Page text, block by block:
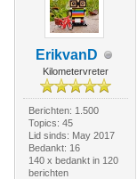
ErikvanD
Kilometervreter
Berichten: 1.500
Topics: 45
Lid sinds: May 2017
Bedankt: 16
140 x bedankt in 120
berichten